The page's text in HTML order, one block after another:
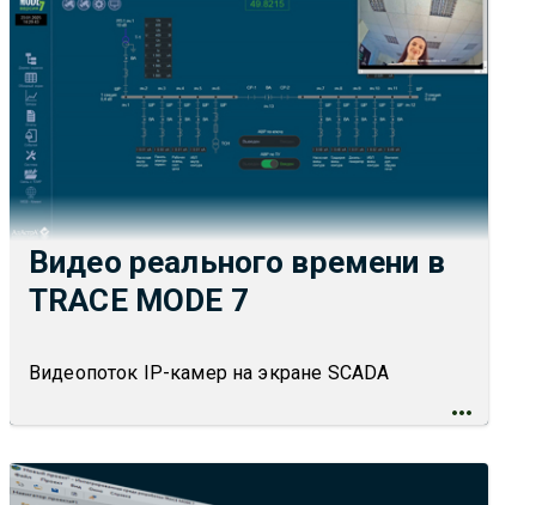
Видео реального времени в
TRACE MODE 7
Видеопоток IP-камер на экране SCADA